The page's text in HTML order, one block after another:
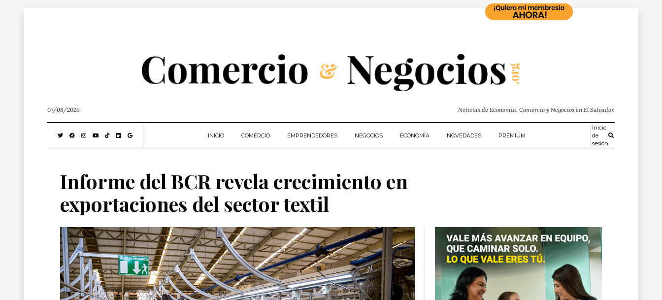
07/08/2026 Noticias de Economía, Comercio y Negocios en El Salvador.
INICIO COMERCIO EMPRENDEDORES NEGOCIOS ECONOMÍA NOVEDADES PREMIUM
Inicio
de
sesión
Informe del BCR revela crecimiento en
exportaciones del sector textil